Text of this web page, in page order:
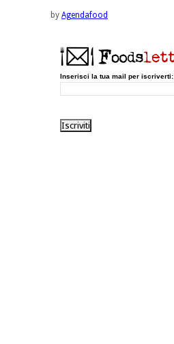
by Agendafood
Inserisci la tua mail per iscriverti: